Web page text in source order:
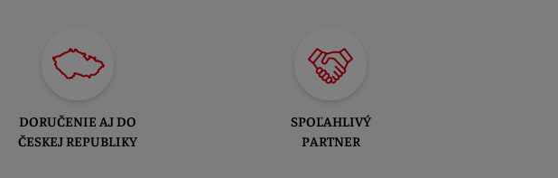
DORUČENIE AJ DO
ČESKEJ REPUBLIKY
SPOĽAHLIVÝ
PARTNER